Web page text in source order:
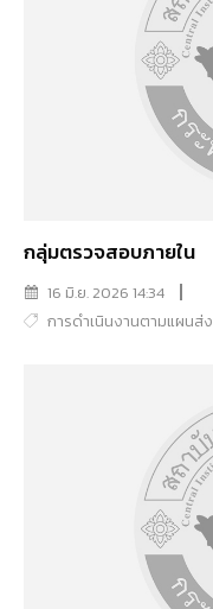
กลุ่มตรวจสอบภายใน
16 มิ.ย. 2026 14:34
การดำเนินงานตามแผนส่